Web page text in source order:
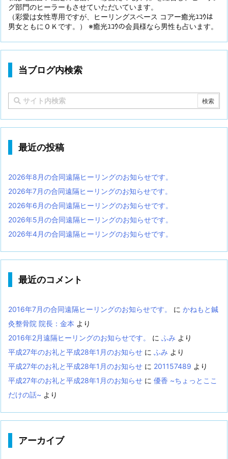
グ部門のヒーラーもさせていただいています。
（彩愛は女性専用ですが、ヒーリングスペース コアー癒光ﾕｺｳは
男女ともにＯＫです。） ※癒光ﾕｺｳの会員様なら男性も占います。
当ブログ内検索
最近の投稿
2026年8月の合同遠隔ヒーリングのお知らせです。
2026年7月の合同遠隔ヒーリングのお知らせです。
2026年6月の合同遠隔ヒーリングのお知らせです。
2026年5月の合同遠隔ヒーリングのお知らせです。
2026年4月の合同遠隔ヒーリングのお知らせです。
最近のコメント
2016年7月の合同遠隔ヒーリングのお知らせです。 に かねもと鍼
灸整骨院 院長：金本 より
2016年2月遠隔ヒーリングのお知らせです。
に ふみ より
平成27年のお礼と平成28年1月のお知らせ に ふみ より
平成27年のお礼と平成28年1月のお知らせ に 201157489 より
平成27年のお礼と平成28年1月のお知らせ に 優香 ~ちょっとここ
だけの話~ より
アーカイブ